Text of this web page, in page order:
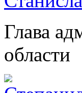
Глава
области